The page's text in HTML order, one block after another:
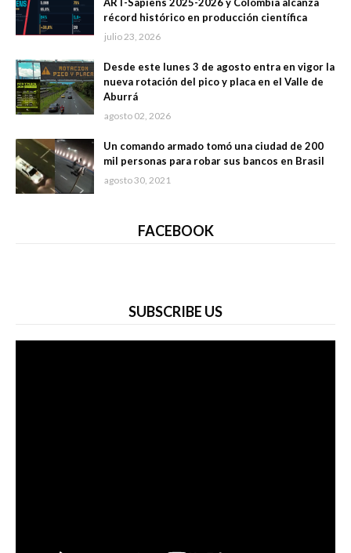
ART-Sapiens 2025-2026 y Colombia alcanza
récord histórico en producción científica
julio 23, 2026
Desde este lunes 3 de agosto entra en vigor la
nueva rotación del pico y placa en el Valle de
Aburrá
agosto 02, 2026
Un comando armado tomó una ciudad de 200
mil personas para robar sus bancos en Brasil
agosto 30, 2021
FACEBOOK
SUBSCRIBE US